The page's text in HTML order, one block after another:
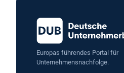
Europas führendes Portal für
Unternehmensnachfolge.